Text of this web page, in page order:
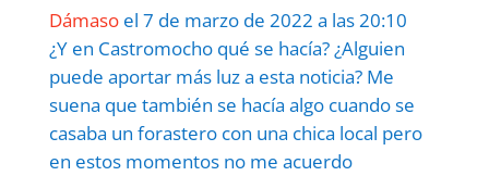
Dámaso el 7 de marzo de 2022 a las 20:10
¿Y en Castromocho qué se hacía? ¿Alguien
puede aportar más luz a esta noticia? Me
suena que también se hacía algo cuando se
casaba un forastero con una chica local pero
en estos momentos no me acuerdo